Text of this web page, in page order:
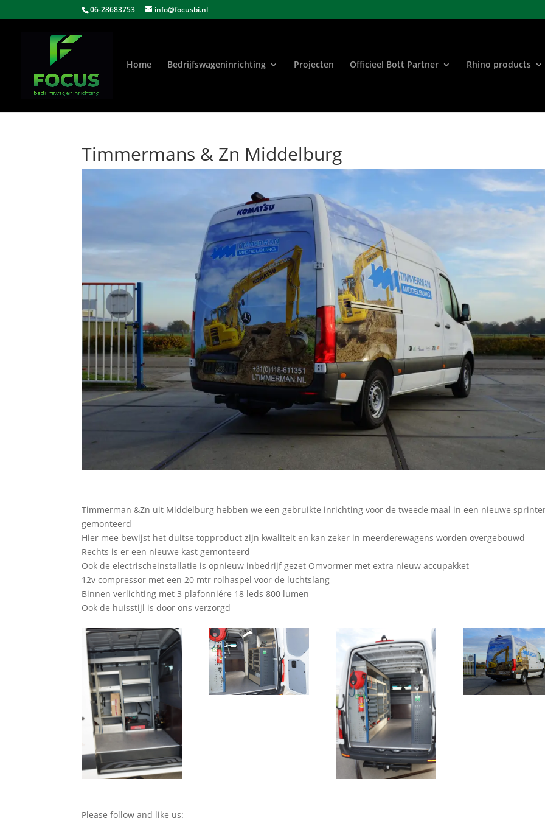
06-28683753 info@focusbi.nl
Home Bedrijfswageninrichting Projecten Officieel Bott Partner Rhino products
Timmermans & Zn Middelburg
Timmerman &Zn uit Middelburg hebben we een gebruikte inrichting voor de tweede maal in een nieuwe
gemonteerd
Hier mee bewijst het duitse topproduct zijn kwaliteit en kan zeker in meerderewagens worden overgebouwd
Rechts is er een nieuwe kast gemonteerd
Ook de electrischeinstallatie is opnieuw inbedrijf gezet Omvormer met extra nieuw accupakket
12v compressor met een 20 mtr rolhaspel voor de luchtslang
Binnen verlichting met 3 plafonniére 18 leds 800 lumen
Ook de huisstijl is door ons verzorgd
Please follow and like us: